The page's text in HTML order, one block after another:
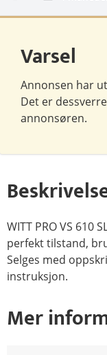
Varsel
Annonsen har
Det er
annonsøren.
WITT PRO VS 610
perfekt tilstand,
Selges med
instruksjon.
Mer